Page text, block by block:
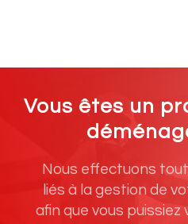
Vous êtes un
Nous effectuons
liés à la gestion de
afin que vous